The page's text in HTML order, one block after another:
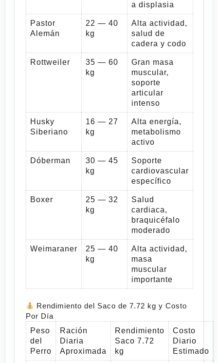
a displasia
Pastor
Alemán
22 — 40
kg
Alta actividad,
salud de
cadera y codo
Rottweiler
35 — 60
kg
Gran masa
muscular,
soporte
articular
intenso
Husky
Siberiano
16 — 27
kg
Alta energía,
metabolismo
activo
Dóberman
30 — 45
kg
Soporte
cardiovascular
específico
Boxer
25 — 32
kg
Salud
cardiaca,
braquicéfalo
moderado
Weimaraner
25 — 40
kg
Alta actividad,
masa
muscular
importante
Rendimiento del Saco de 7.72 kg y Costo
Por Día
Peso
del
Perro
Ración
Diaria
Aproximada
Rendimiento
Saco 7.72
kg
Costo
Diario
Estimado